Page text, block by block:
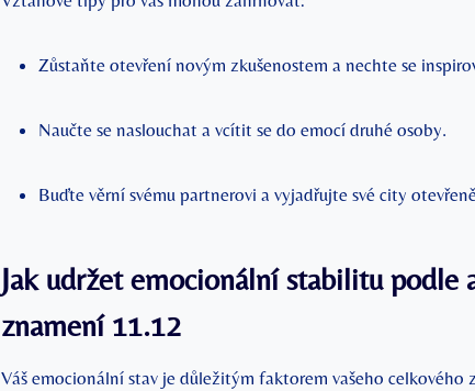
Zůstaňte otevření novým zkušenostem a nechte se
Naučte se naslouchat a vcítit se do emocí druhé osoby.
Buďte věrní svému partnerovi a vyjadřujte své city
Jak udržet emocionální stabilitu podle
znamení 11.12
Váš emocionální stav je důležitým faktorem vašeho celkového